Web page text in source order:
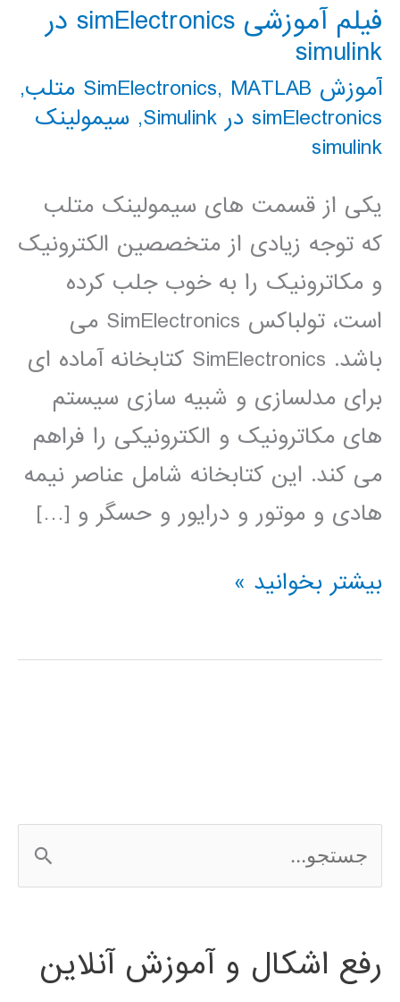
فیلم آموزشی simElectronics در
simulink
آموزش SimElectronics , MATLAB متلب
,
simElectronics در Simulink
, سیمولینک
simulink
یکی از قسمت های سیمولینک متلب
که توجه زیادی از متخصصین الکترونیک
و مکاترونیک را به خوب جلب کرده
است، تولباکس SimElectronics می
باشد. SimElectronics کتابخانه آماده ای
برای مدلسازی و شبیه سازی سیستم
های مکاترونیک و الکترونیکی را فراهم
می کند. این کتابخانه شامل عناصر نیمه
هادی و موتور و درایور و حسگر و […]
فیلم
simElectronics
بیشتر بخوانید »
س
ج
رفع اشکال و آموزش آنلاین